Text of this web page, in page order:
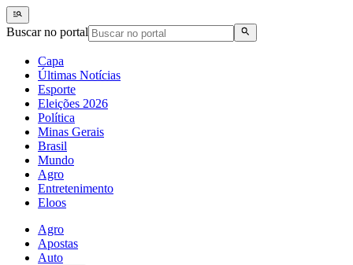
Buscar no portal
Capa
Últimas Notícias
Esporte
Eleições 2026
Política
Minas Gerais
Brasil
Mundo
Agro
Entretenimento
Eloos
Agro
Apostas
Auto